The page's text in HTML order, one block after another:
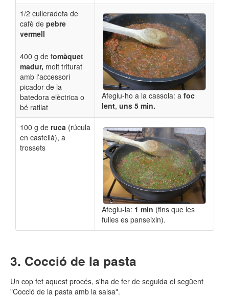
1/2 culleradeta de
cafè de pebre
vermell
400 g de tomàquet
madur, molt triturat
amb l'accessori
picador de la
batedora elèctrica o
bé ratllat
Afegiu-ho a la cassola: a foc
lent, uns 5 min.
100 g de ruca (rúcula
en castellà), a
trossets
Afegiu-la: 1 min (fins que les
fulles es panseixin).
Cocció de la pasta
Un cop fet aquest procés, s'ha de fer de seguida el següent
"Cocció de la pasta amb la salsa".